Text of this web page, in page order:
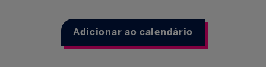
Adicionar ao calendário